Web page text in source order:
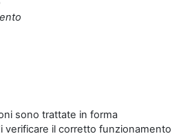
sono trattate in forma
verificare il corretto funzionamento